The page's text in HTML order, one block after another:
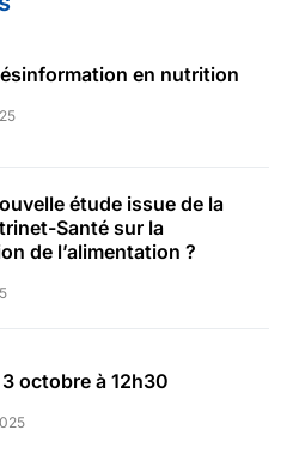
en nutrition
étude issue de la
Santé sur la
de l’alimentation ?
octobre à 12h30